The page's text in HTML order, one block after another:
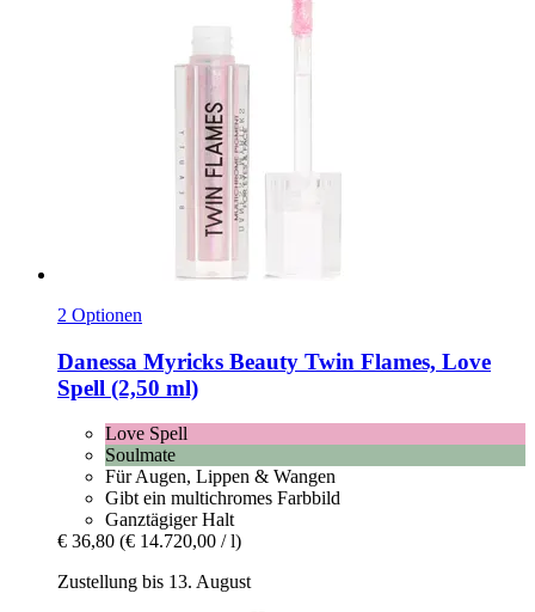
2 Optionen
Danessa Myricks Beauty Twin Flames, Love
Spell (2,50 ml)
Love Spell
Soulmate
Für Augen, Lippen & Wangen
Gibt ein multichromes Farbbild
Ganztägiger Halt
€ 36,80 (€ 14.720,00 / l)
Zustellung bis 13. August